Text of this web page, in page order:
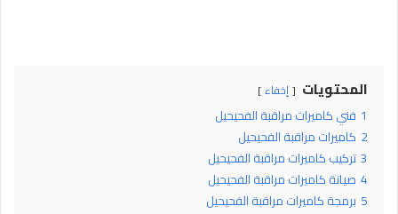
المحتويات إخفاء
1 فني كاميرات مراقبة الفحيحيل
2 كاميرات مراقبة الفحيحيل
3تركيب كاميرات مراقبة الفحيحيل
4 صيانة كاميرات مراقبة الفحيحيل
5 برمجة كاميرات مراقبة الفحيحيل